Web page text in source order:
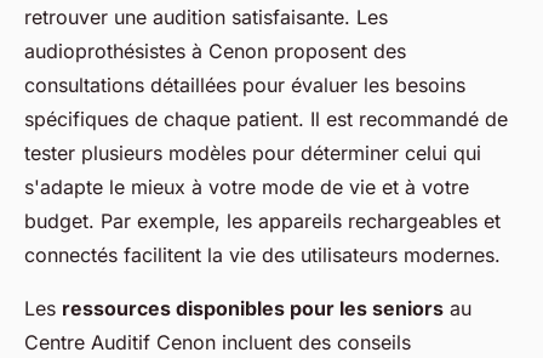
retrouver une audition satisfaisante. Les
audioprothésistes à Cenon proposent des
consultations détaillées pour évaluer les besoins
spécifiques de chaque patient. Il est recommandé de
tester plusieurs modèles pour déterminer celui qui
s'adapte le mieux à votre mode de vie et à votre
budget. Par exemple, les appareils rechargeables et
connectés facilitent la vie des utilisateurs modernes.
Les ressources disponibles pour les seniors au
Centre Auditif Cenon incluent des conseils